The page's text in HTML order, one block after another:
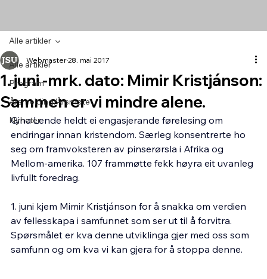
Alle artikler
Program
Årsmelding/Årsmøte
Nyheter
Alle artikler
1. juni -mrk. dato: Mimir Kristjánson:
Sammen er vi mindre alene.
Webmaster28. mai 2017
Gina Lende heldt ei engasjerande førelesing om
endringar innan kristendom. Særleg konsentrerte ho
seg om framvoksteren av pinserørsla i Afrika og
Mellom-amerika. 107 frammøtte fekk høyra eit uvanleg
livfullt foredrag.
1. juni kjem Mimir Kristjánson for å snakka om verdien
av fellesskapa i samfunnet som ser ut til å forvitra.
Spørsmålet er kva denne utviklinga gjer med oss som
samfunn og om kva vi kan gjera for å stoppa denne.